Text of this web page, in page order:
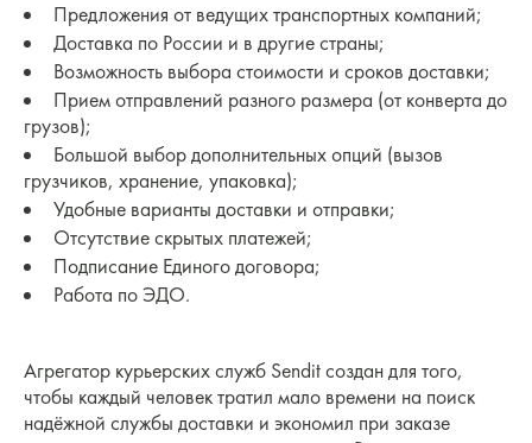
Предложения от ведущих транспортных компаний;
Доставка по России и в другие страны;
Возможность выбора стоимости и сроков доставки;
Прием отправлений разного размера (от конверта до
грузов);
Большой выбор дополнительных опций (вызов
грузчиков, хранение, упаковка);
Удобные варианты доставки и отправки;
Отсутствие скрытых платежей;
Подписание Единого договора;
Работа по ЭДО.
Агрегатор курьерских служб Sendit создан для того,
чтобы каждый человек тратил мало времени на поиск
надёжной службы доставки и экономил при заказе